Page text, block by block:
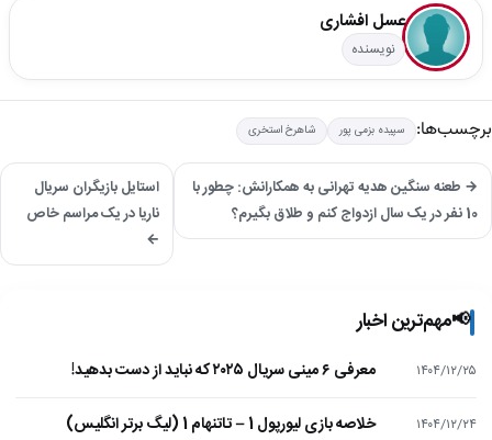
عسل افشاری
نویسنده
برچسب‌ها: سپیده بزمی پور شاهرخ استخری
→ طعنه سنگین هدیه تهرانی به همکارانش: چطور با
10 نفر در یک سال ازدواج کنم و طلاق بگیرم؟
استایل بازیگران سریال
ناریا در یک مراسم خاص
←
📢مهم‌ترین اخبار
۱۴۰۴/۱۲/۲۵ معرفی ۶ مینی سریال ۲۰۲۵ که نباید از دست بدهید!
۱۴۰۴/۱۲/۲۴ خلاصه بازی لیورپول 1 – تاتنهام 1 (لیگ برتر انگلیس)